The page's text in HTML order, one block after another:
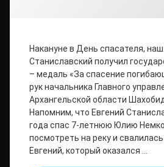
Накануне в День спасателя,
Станиславский получил
– медаль «За спасение
рук начальника Главного
Архангельской области
Напомним, что Евгений
года спас 7-летнюю Юлию
посмотреть на реку и
Евгений, который оказался …